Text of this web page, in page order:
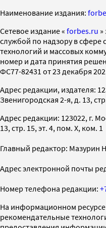
Наименование издания:
Cетевое издание « forbes.ru
службой по надзору в
технологий и массовых
номер и дата принятия
ФС77-82431 от 23 декабря
Адрес редакции, издателя:
Звенигородская 2-я, д. 13,
Адрес редакции: 123022, г.
13, стр. 15, эт. 4, пом. X, ком. 1
Главный редактор: Мазурин
Адрес электронной почты
Номер телефона редакции:
На информационном
рекомендательные